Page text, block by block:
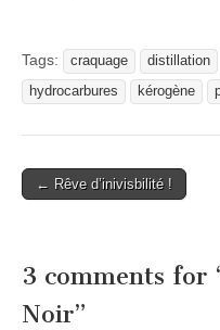
Tags: craquage distillation
hydrocarbures
kérogène
Post
← Rêve d’inivisbilité !
3 comments for
Noir”